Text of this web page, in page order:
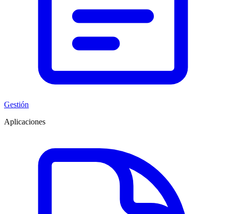
Gestión
Aplicaciones